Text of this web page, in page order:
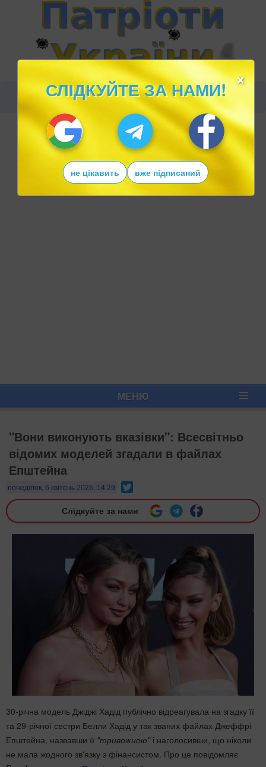
МЕНЮ
"Вони виконують вказівки": Всесвітньо
відомих моделей згадали в файлах
Епштейна
понеділок, 6 квітень 2026, 14:29
Слідкуйте за нами
30-річна модель Джіджі Хадід публічно відреагувала на згадку її
та 29-річної сестри Белли Хадід у так званих файлах Джеффрі
Епштейна, назвавши її "тривожною" і наголосивши, що ніколи
не мала жодного зв'язку з фінансистом. Про це повідомляє
×
СЛІДКУЙТЕ ЗА НАМИ!
не цікавить вже підписаний